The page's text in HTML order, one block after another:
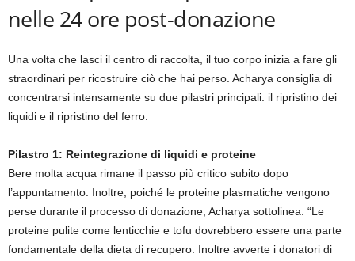
nelle 24 ore post-donazione
Una volta che lasci il centro di raccolta, il tuo corpo inizia a fare gli
straordinari per ricostruire ciò che hai perso. Acharya consiglia di
concentrarsi intensamente su due pilastri principali: il ripristino dei
liquidi e il ripristino del ferro.
Pilastro 1: Reintegrazione di liquidi e proteine
Bere molta acqua rimane il passo più critico subito dopo
l’appuntamento. Inoltre, poiché le proteine ​​plasmatiche vengono
perse durante il processo di donazione, Acharya sottolinea: “Le
proteine ​​pulite come lenticchie e tofu dovrebbero essere una parte
fondamentale della dieta di recupero. Inoltre avverte i donatori di